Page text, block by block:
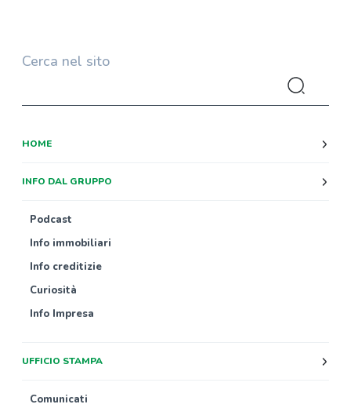
Cerca nel sito
HOME
INFO DAL GRUPPO
Podcast
Info immobiliari
Info creditizie
Curiosità
Info Impresa
UFFICIO STAMPA
Comunicati